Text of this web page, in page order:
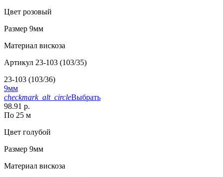
Цвет розовый
Размер 9мм
Материал вискоза
Артикул 23-103 (103/35)
23-103 (103/36)
9мм
checkmark_alt_circleВыбрать
98.91 р.
По 25 м
Цвет голубой
Размер 9мм
Материал вискоза